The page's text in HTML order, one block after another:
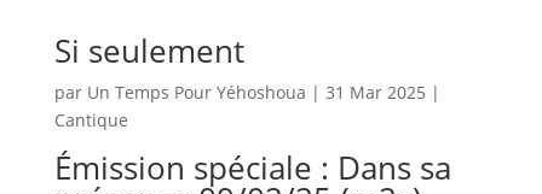
Si seulement
par Un Temps Pour Yéhoshoua | 31 Mar 2025 |
Cantique
Émission spéciale : Dans sa